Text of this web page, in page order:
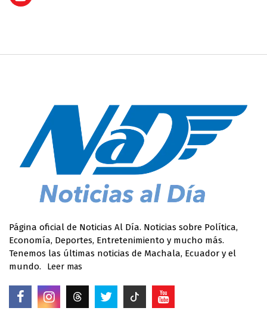
Página oficial de Noticias Al Día. Noticias sobre Política,
Economía, Deportes, Entretenimiento y mucho más.
Tenemos las últimas noticias de Machala, Ecuador y el
mundo.
Leer mas